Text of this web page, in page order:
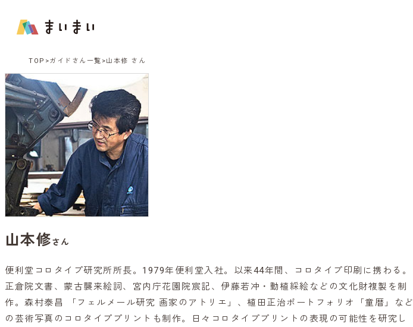
TOP ガイドさん一覧 山本修 さん
山本修さん
便利堂コロタイプ研究所所長。1979年便利堂入社。以来44年間、コロタイプ印刷に携わる。
正倉院文書、蒙古襲来絵詞、宮内庁花園院宸記、伊藤若冲・動植綵絵などの文化財複製を制
作。森村泰昌 「フェルメール研究 画家のアトリエ」、植田正治ポートフォリオ「童暦」など
の芸術写真のコロタイププリントも制作。日々コロタイププリントの表現の可能性を研究し